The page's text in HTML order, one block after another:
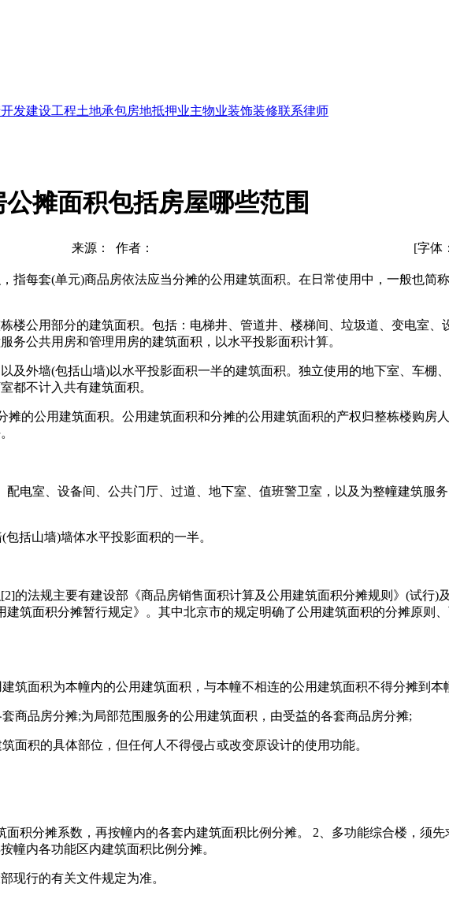
发建设工程土地承包房地抵押业主物业装饰装修联系律师
摊面积包括房屋哪些范围
来源： 作者： [字体：
指每套(单元)商品房依法应当分摊的公用建筑面积。在日常使用中，一般也简
楼公用部分的建筑面积。包括：电梯井、管道井、楼梯间、垃圾道、变电室、
务公共用房和管理用房的建筑面积，以水平投影面积计算。
及外墙(包括山墙)以水平投影面积一半的建筑面积。独立使用的地下室、车棚
都不计入共有建筑面积。
的公用建筑面积。公用建筑面积和分摊的公用建筑面积的产权归整栋楼购房
电室、设备间、公共门厅、过道、地下室、值班警卫室，以及为整幢建筑服
括山墙)墙体水平投影面积的一半。
的法规主要有建设部《商品房销售面积计算及公用建筑面积分摊规则》(试行)
筑面积分摊暂行规定》。其中北京市的规定明确了公用建筑面积的分摊原则
筑面积为本幢内的公用建筑面积，与本幢不相连的公用建筑面积不得分摊到本
商品房分摊;为局部范围服务的公用建筑面积，由受益的各套商品房分摊;
面积的具体部位，但任何人不得侵占或改变原设计的使用功能。
积分摊系数，再按幢内的各套内建筑面积比例分摊。 2、多功能综合楼，须先
幢内各功能区内建筑面积比例分摊。
现行的有关文件规定为准。